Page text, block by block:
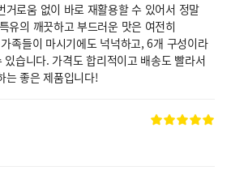
거로움 없이 바로 재활용할 수 있어서 정말
유의 깨끗하고 부드러운 맛은 여전히
족들이 마시기에도 넉넉하고, 6개 구성이라
습니다. 가격도 합리적이고 배송도 빨라서
는 좋은 제품입니다!